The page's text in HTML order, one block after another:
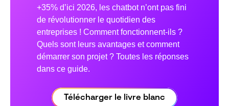
+35% d’ici 2026, les chatbot n’ont pas fini
de révolutionner le quotidien des
entreprises ! Comment fonctionnent-ils ?
Quels sont leurs avantages et comment
démarrer son projet ? Toutes les réponses
dans ce guide.
Télécharger le livre blanc